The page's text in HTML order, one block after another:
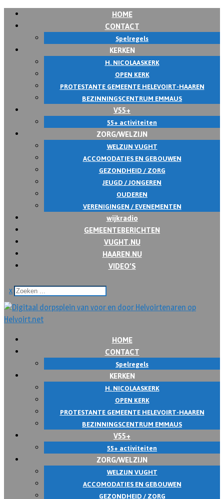
HOME
CONTACT
Spelregels
KERKEN
H. NICOLAASKERK
OPEN KERK
PROTESTANTE GEMEENTE HELEVOIRT-HAAREN
BEZINNINGSCENTRUM EMMAUS
V55+
55+ activiteiten
ZORG/WELZIJN
WELZIJN VUGHT
ACCOMODATIES EN GEBOUWEN
GEZONDHEID / ZORG
JEUGD / JONGEREN
OUDEREN
VERENIGINGEN / EVENEMENTEN
wijkradio
GEMEENTEBERICHTEN
VUGHT.NU
HAAREN.NU
VIDEO’S
x
HOME
CONTACT
Spelregels
KERKEN
H. NICOLAASKERK
OPEN KERK
PROTESTANTE GEMEENTE HELEVOIRT-HAAREN
BEZINNINGSCENTRUM EMMAUS
V55+
55+ activiteiten
ZORG/WELZIJN
WELZIJN VUGHT
ACCOMODATIES EN GEBOUWEN
GEZONDHEID / ZORG